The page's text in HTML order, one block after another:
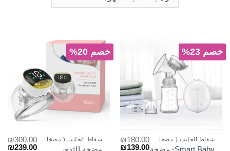
خصم 23%
Smart Baby- مضخة
₪180.00
السعر ₪139.00
خصم 20%
مضخة الثدي
₪300.00
السعر ₪239.00